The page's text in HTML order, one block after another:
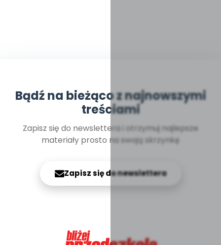
Bądź na bieżąco z najnowszymi
treściami
Zapisz się do newslettera i otrzymuj najlepsze
materiały prosto na swoją skrzynkę
Zapisz się do newslettera